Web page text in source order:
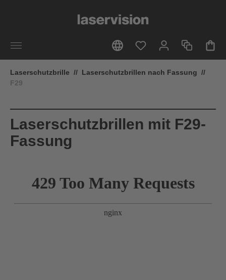
Laserschutzbrille // Laserschutzbrillen nach Fassung //
F29
Laserschutzbrillen mit F29-
Fassung